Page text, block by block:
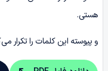
هستی.
و پیوسته این کلمات را تکرار